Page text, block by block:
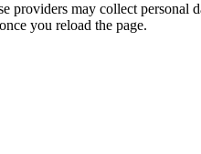
providers may collect
you reload the page.